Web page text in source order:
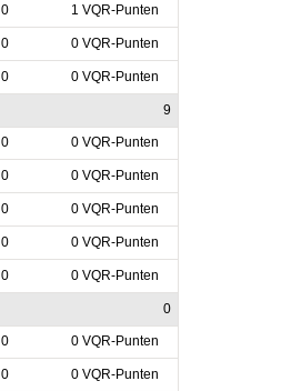
0 1 VQR-Punten
0 0 VQR-Punten
0 0 VQR-Punten
9
0 0 VQR-Punten
0 0 VQR-Punten
0 0 VQR-Punten
0 0 VQR-Punten
0 0 VQR-Punten
0
0 0 VQR-Punten
0 0 VQR-Punten